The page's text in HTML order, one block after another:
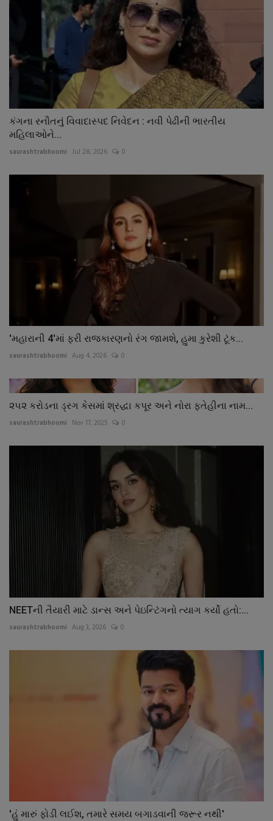
કંગના રનૌતનું વિવાદાસ્પદ નિવેદન : નવી પેઢીની ભારતીય
મહિલાઓને...
saurashtrabhoomi Jul 28, 2026 0
'મહારાની 4'માં ફરી રાજકારણનો રંગ જામશે, હુમા કુરેશી ટૂંક...
saurashtrabhoomi Aug 4, 2026 0
૨૫૨ કરોડના ડ્રગ કેસમાં શ્રદ્ધા કપૂર અને નોરા ફતેહીના નામ...
saurashtrabhoomi Nov 17, 2025 0
NEETની તૈયારી માટે ડાન્સ અને પેઇન્ટિંગનો ત્યાગ કર્યો હતો:...
saurashtrabhoomi Aug 3, 2026 0
'હું મારું ફોડી લઈશ, તમારે સમય બગાડવાની જરૂર નથી'